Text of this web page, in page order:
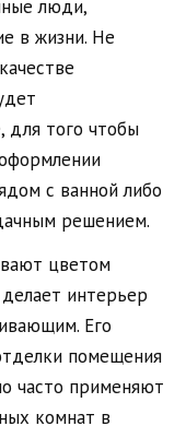
люди,
в жизни. Не
для того чтобы
с ванной либо
решением.
цветом
интерьер
Его
помещения
часто применяют
комнат в